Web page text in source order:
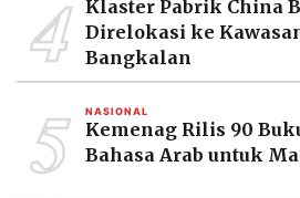
4
Klaster Pabrik China
Direlokasi ke
Bangkalan
5 NASIONAL
Kemenag Rilis 90
Bahasa Arab untuk